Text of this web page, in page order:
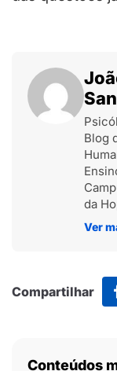
Blog
da
Ver
Compartilhar
Conteúdos